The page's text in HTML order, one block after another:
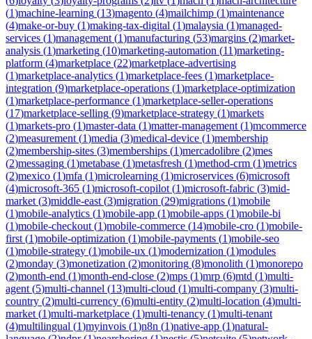
(1)machine-learning (13)magento (4)mailchimp (1)maintenance
(4)make-or-buy (1)making-tax-digital (1)malaysia (1)managed-
services (1)management (1)manufacturing (53)margins (2)market-
analysis (1)marketing (10)marketing-automation (11)marketing-
platform (4)marketplace (22)marketplace-advertising
(1)marketplace-analytics (1)marketplace-fees (1)marketplace-
integration (9)marketplace-operations (1)marketplace-optimization
(1)marketplace-performance (1)marketplace-seller-operations
(17)marketplace-selling (9)marketplace-strategy (1)markets
(1)markets-pro (1)master-data (1)matter-management (1)mcommerce
(2)measurement (1)media (3)medical-device (1)membership
(2)membership-sites (3)memberships (1)mercadolibre (2)mes
(2)messaging (1)metabase (1)metasfresh (1)method-crm (1)metrics
(2)mexico (1)mfa (1)microlearning (1)microservices (6)microsoft
(4)microsoft-365 (1)microsoft-copilot (1)microsoft-fabric (3)mid-
market (3)middle-east (3)migration (29)migrations (1)mobile
(1)mobile-analytics (1)mobile-app (1)mobile-apps (1)mobile-bi
(1)mobile-checkout (1)mobile-commerce (14)mobile-cro (1)mobile-
first (1)mobile-optimization (1)mobile-payments (1)mobile-seo
(1)mobile-strategy (1)mobile-ux (1)modernization (1)modules
(2)monday (3)monetization (2)monitoring (8)monolith (1)monorepo
(2)month-end (1)month-end-close (2)mps (1)mrp (6)mtd (1)multi-
agent (5)multi-channel (13)multi-cloud (1)multi-company (3)multi-
country (2)multi-currency (6)multi-entity (2)multi-location (4)multi-
market (1)multi-marketplace (1)multi-tenancy (1)multi-tenant
(4)multilingual (1)myinvois (1)n8n (1)native-app (1)natural-